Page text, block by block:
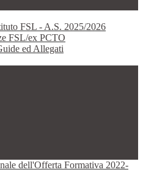
FSL - A.S. 2025/2026
FSL/ex PCTO
ed Allegati
dell'Offerta Formativa 2022-